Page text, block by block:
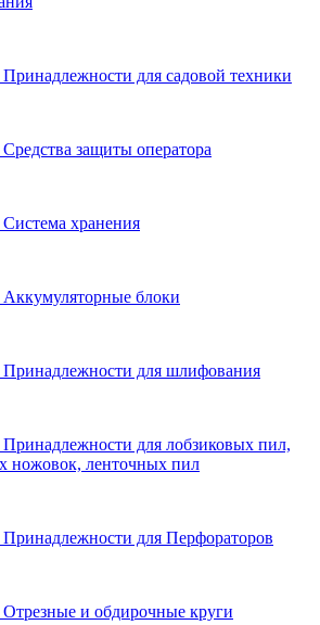
Принадлежности для садовой техники
Средства защиты оператора
Система хранения
Аккумуляторные блоки
Принадлежности для шлифования
Принадлежности для лобзиковых пил,
ножовок, ленточных пил
Принадлежности для Перфораторов
Отрезные и обдирочные круги